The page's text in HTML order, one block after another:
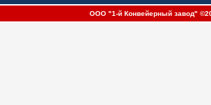
ООО "1-й Конвейерный завод"